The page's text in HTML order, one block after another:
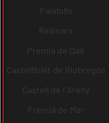
Palafolls
Rellinars
Premià de Dalt
Castellfollit de Riubregós
Castell de l´Areny
Premià de Mar